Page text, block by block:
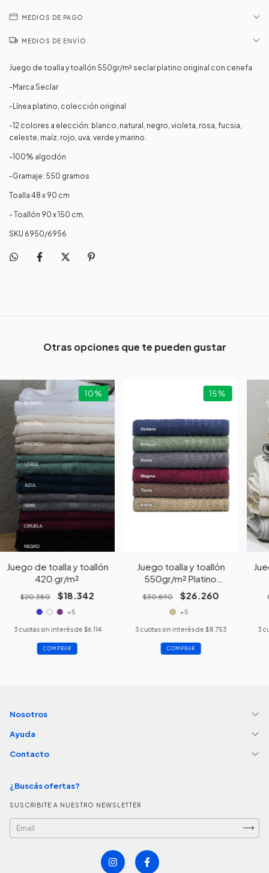
MEDIOS DE PAGO
MEDIOS DE ENVÍO
Juego de toalla y toallón 550gr/m² seclar platino original con cenefa
-Marca Seclar
-Línea platino, colección original
-12 colores a elección: blanco, natural, negro, violeta, rosa, fucsia,
celeste, maíz, rojo, uva, verde y marino.
-100% algodón
-Gramaje: 550 gramos
Toalla 48 x 90 cm
- Toallón 90 x 150 cm.
SKU 6950/6956
Otras opciones que te pueden gustar
10%
Juego de toalla y toallón
420 gr/m²
$20.380 $18.342
+5
3cuotas sin interés de $6.114
COMPRAR
15%
Juego toalla y toallón
550gr/m² Platino
Elementos
$30.890 $26.260
+5
3 cuotas sin interés de $8.753
COMPRAR
3
Nosotros
Ayuda
Contacto
¿Buscás ofertas?
SUSCRIBITE A NUESTRO NEWSLETTER